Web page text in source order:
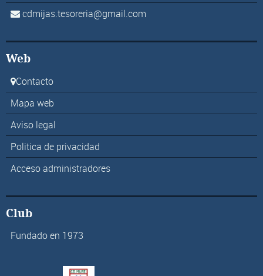
cdmijas.tesoreria@gmail.com
Web
Contacto
Mapa web
Aviso legal
Politica de privacidad
Acceso administradores
Club
Fundado en 1973